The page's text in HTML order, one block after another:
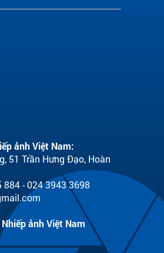
ảnh Việt Nam:
51 Trần Hưng Đạo, Hoàn
- 024 3943 3698
ảnh Việt Nam